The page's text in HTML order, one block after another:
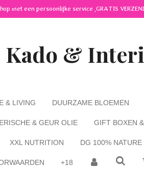
met een persoonlijke service ,GRATIS
&
& LIVING DUURZAME BLOEMEN
& GEUR OLIE GIFT BOXEN
XXL NUTRITION DG 100%
+18